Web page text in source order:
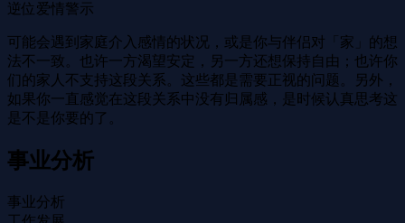
逆位爱情警示
可能会遇到家庭介入感情的状况，或是你与伴侣对「家」的想
法不一致。也许一方渴望安定，另一方还想保持自由；也许你
们的家人不支持这段关系。这些都是需要正视的问题。另外，
如果你一直感觉在这段关系中没有归属感，是时候认真思考这
是不是你要的了。
事业分析
事业分析